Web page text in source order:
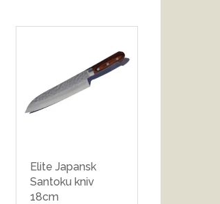
Elite Japansk
Santoku kniv
18cm